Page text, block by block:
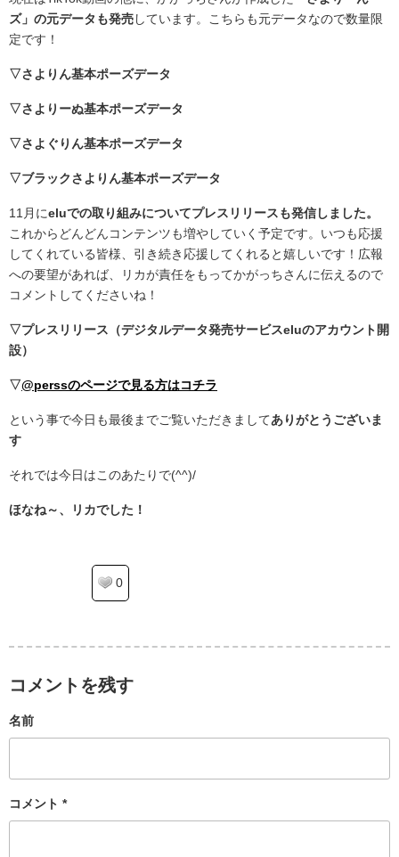
ズ」の元データも発売しています。こちらも元データなので数量限
定です！
▽さよりん基本ポーズデータ
▽さよりーぬ基本ポーズデータ
▽さよぐりん基本ポーズデータ
▽ブラックさよりん基本ポーズデータ
11月にeluでの取り組みについてプレスリリースも発信しました。
これからどんどんコンテンツも増やしていく予定です。いつも応援
してくれている皆様、引き続き応援してくれると嬉しいです！広報
への要望があれば、リカが責任をもってかがっちさんに伝えるので
コメントしてくださいね！
▽プレスリリース（デジタルデータ発売サービスeluのアカウント開
設）
▽@perssのページで見る方はコチラ
という事で今日も最後までご覧いただきましてありがとうございま
す
それでは今日はこのあたりで(^^)/
ほなね～、リカでした！
0
コメントを残す
コメント *
名前